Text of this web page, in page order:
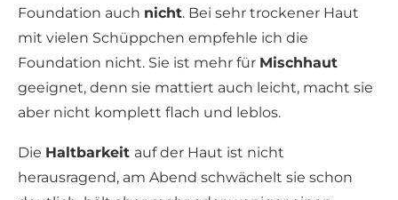
Foundation auch nicht. Bei sehr trockener Haut
mit vielen Schüppchen empfehle ich die
Foundation nicht. Sie ist mehr für Mischhaut
geeignet, denn sie mattiert auch leicht, macht sie
aber nicht komplett flach und leblos.
Die Haltbarkeit auf der Haut ist nicht
herausragend, am Abend schwächelt sie schon